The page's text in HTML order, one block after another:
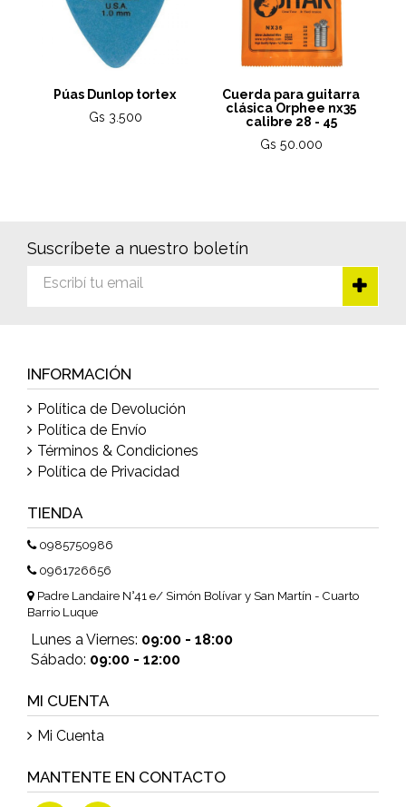
Púas Dunlop tortex
Gs 3.500
Cuerda para guitarra
clásica Orphee nx35
calibre 28 - 45
Gs 50.000
Suscríbete a nuestro boletín
INFORMACIÓN
Política de Devolución
Política de Envío
Términos & Condiciones
Política de Privacidad
TIENDA
0985750986
0961726656
Padre Landaire N°41 e/ Simón Bolívar y San Martín - Cuarto
Barrio Luque
Lunes a Viernes: 09:00 - 18:00
Sábado: 09:00 - 12:00
MI CUENTA
Mi Cuenta
MANTENTE EN CONTACTO